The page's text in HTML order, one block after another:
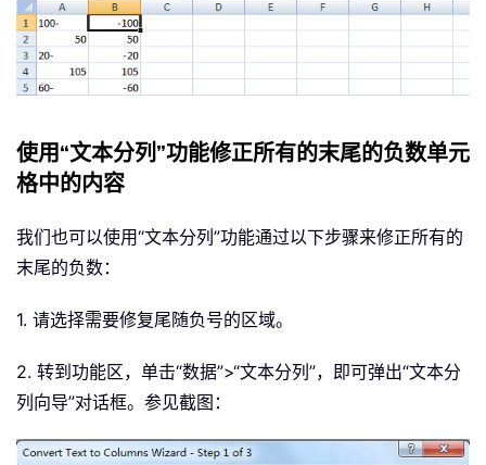
使用“文本分列”功能修正所有的末尾的负数单元
格中的内容
我们也可以使用“文本分列”功能通过以下步骤来修正所有的
末尾的负数：
1. 请选择需要修复尾随负号的区域。
2. 转到功能区，单击“数据”>“文本分列”，即可弹出“文本分
列向导”对话框。参见截图：